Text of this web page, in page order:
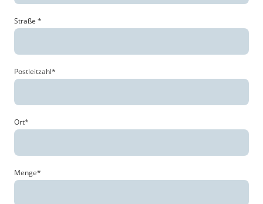
Straße *
Postleitzahl*
Ort*
Menge*